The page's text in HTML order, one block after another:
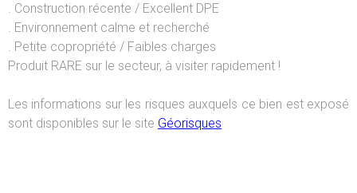
. Construction récente / Excellent DPE
. Environnement calme et recherché
. Petite copropriété / Faibles charges
Produit RARE sur le secteur, à visiter rapidement !
Les informations sur les risques auxquels ce bien est exposé
sont disponibles sur le site Géorisques